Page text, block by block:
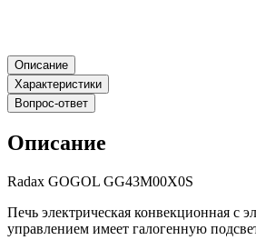
Описание
Характеристики
Вопрос-ответ
Описание
Radax GOGOL GG43M00X0S
Печь электрическая конвекционная с
управлением имеет галогенную